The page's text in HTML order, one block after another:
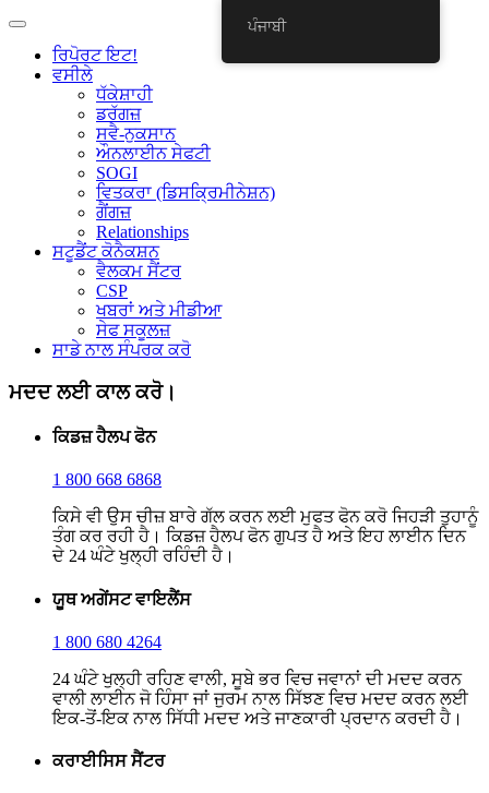
ਰਿਪੋਰਟ ਇਟ!
ਵਸੀਲੇ
ਧੱਕੇਸ਼ਾਹੀ
ਡਰੱਗਜ਼
ਸਵੈ-ਨੁਕਸਾਨ
ਔਨਲਾਈਨ ਸੇਫਟੀ
SOGI
ਵਿਤਕਰਾ (ਡਿਸਕ੍ਰਿਮੀਨੇਸ਼ਨ)
ਗੈਂਗਜ਼
Relationships
ਸਟੂਡੈਂਟ ਕੋਨੈਕਸ਼ਨ
ਵੈਲਕਮ ਸੈਂਟਰ
CSP
ਖਬਰਾਂ ਅਤੇ ਮੀਡੀਆ
ਸੇਫ ਸਕੂਲਜ਼
ਸਾਡੇ ਨਾਲ ਸੰਪਰਕ ਕਰੋ
ਮਦਦ ਲਈ ਕਾਲ ਕਰੋ।
ਕਿਡਜ਼ ਹੈਲਪ ਫੋਨ
1 800 668 6868
ਕਿਸੇ ਵੀ ਉਸ ਚੀਜ਼ ਬਾਰੇ ਗੱਲ ਕਰਨ ਲਈ ਮੁਫਤ ਫੋਨ ਕਰੋ ਜਿਹੜੀ ਤੁਹਾਨੂੰ
ਤੰਗ ਕਰ ਰਹੀ ਹੈ। ਕਿਡਜ਼ ਹੈਲਪ ਫੋਨ ਗੁਪਤ ਹੈ ਅਤੇ ਇਹ ਲਾਈਨ ਦਿਨ
ਦੇ 24 ਘੰਟੇ ਖੁਲ੍ਹੀ ਰਹਿੰਦੀ ਹੈ।
ਯੂਥ ਅਗੇਂਸਟ ਵਾਇਲੈਂਸ
1 800 680 4264
24 ਘੰਟੇ ਖੁਲ੍ਹੀ ਰਹਿਣ ਵਾਲੀ, ਸੂਬੇ ਭਰ ਵਿਚ ਜਵਾਨਾਂ ਦੀ ਮਦਦ ਕਰਨ
ਵਾਲੀ ਲਾਈਨ ਜੋ ਹਿੰਸਾ ਜਾਂ ਜੁਰਮ ਨਾਲ ਸਿੱਝਣ ਵਿਚ ਮਦਦ ਕਰਨ ਲਈ
ਇਕ-ਤੋਂ-ਇਕ ਨਾਲ ਸਿੱਧੀ ਮਦਦ ਅਤੇ ਜਾਣਕਾਰੀ ਪ੍ਰਦਾਨ ਕਰਦੀ ਹੈ।
ਕਰਾਈਸਿਸ ਸੈਂਟਰ
ਪੰਜਾਬੀ